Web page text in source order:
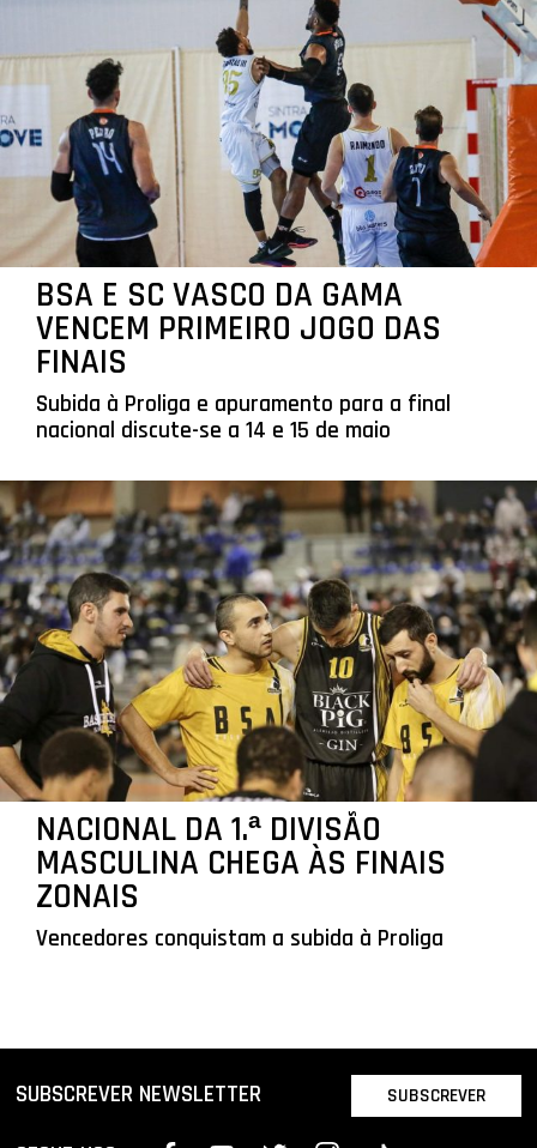
BSA E SC VASCO DA GAMA
VENCEM PRIMEIRO JOGO DAS
FINAIS
Subida à Proliga e apuramento para a final
nacional discute-se a 14 e 15 de maio
NACIONAL DA 1.ª DIVISÃO
MASCULINA CHEGA ÀS FINAIS
ZONAIS
Vencedores conquistam a subida à Proliga
SUBSCREVER NEWSLETTER SUBSCREVER